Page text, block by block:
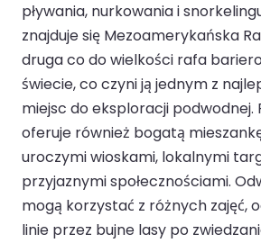
pływania, nurkowania i
znajduje się Mezoamerykańska
druga co do wielkości rafa
świecie, co czyni ją jednym z
miejsc do eksploracji podwodnej.
oferuje również bogatą
uroczymi wioskami, lokalnymi
przyjaznymi społecznościami.
mogą korzystać z różnych zajęć,
linie przez bujne lasy po